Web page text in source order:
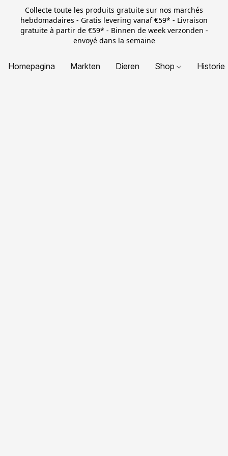
Collecte toute les produits gratuite sur nos marchés
hebdomadaires - Gratis levering vanaf €59* - Livraison
gratuite à partir de €59* - Binnen de week verzonden -
envoyé dans la semaine
Homepagina Markten Dieren Shop Historie